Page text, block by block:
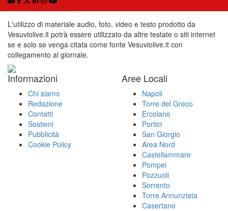
L'utilizzo di materiale audio, foto, video e testo prodotto da
Vesuviolive.it potrà essere utilizzato da altre testate o siti internet
se e solo se venga citata come fonte Vesuviolive.it con
collegamento al giornale.
Informazioni
Chi siamo
Redazione
Contatti
Sostieni
Pubblicità
Cookie Policy
Aree Locali
Napoli
Torre del Greco
Ercolano
Portici
San Giorgio
Area Nord
Castellammare
Pompei
Pozzuoli
Sorrento
Torre Annunziata
Casertano